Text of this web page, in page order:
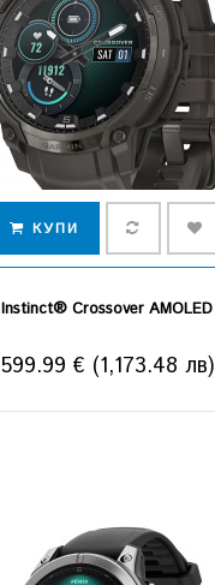
КУПИ
Instinct® Crossover AMOLED
599.99 € (1,173.48 лв)